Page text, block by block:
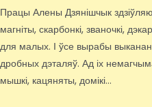
Працы Алены Дзянішчык
магніты, скарбонкі, званочкі,
для малых. І ўсе вырабы
дробных дэталяў. Ад іх
мышкі, кацяняты, домікі…